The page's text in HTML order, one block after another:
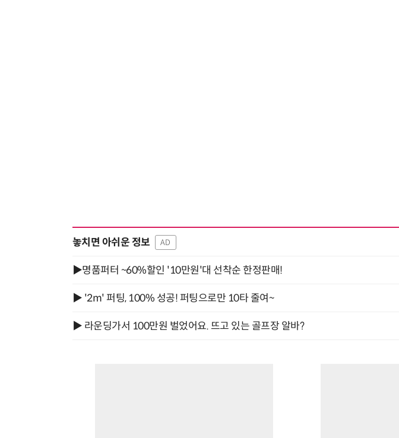
놓치면 아쉬운 정보 AD
▶명품퍼터 ~60%할인 '10만원'대 선착순 한정판매!
▶ '2m' 퍼팅, 100% 성공! 퍼팅으로만 10타 줄여~
▶ 라운딩가서 100만원 벌었어요. 뜨고 있는 골프장 알바?